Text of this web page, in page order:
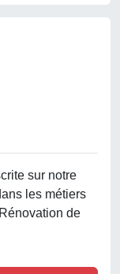
sur notre
les métiers
de